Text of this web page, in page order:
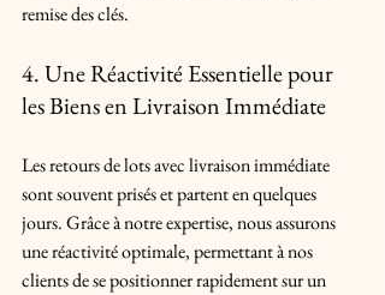
remise des clés.
4. Une Réactivité Essentielle pour
les Biens en Livraison Immédiate
Les retours de lots avec livraison immédiate
sont souvent prisés et partent en quelques
jours. Grâce à notre expertise, nous assurons
une réactivité optimale, permettant à nos
clients de se positionner rapidement sur un